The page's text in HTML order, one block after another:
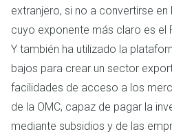
extranjero, si no a convertirse
cuyo exponente más claro es el
Y también ha utilizado la
bajos para crear un sector
facilidades de acceso a los
de la OMC, capaz de pagar la
mediante subsidios y de las